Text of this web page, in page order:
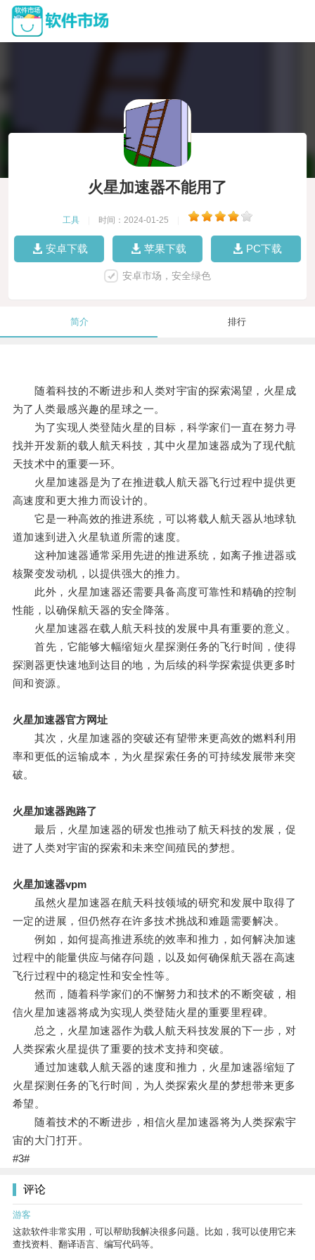
火星加速器不能用了
工具 时间：2024-01-25
安卓下载 苹果下载 PC下载
安卓市场，安全绿色
简介 排行
随着科技的不断进步和人类对宇宙的探索渴望，火星成
为了人类最感兴趣的星球之一。
为了实现人类登陆火星的目标，科学家们一直在努力寻
找并开发新的载人航天科技，其中火星加速器成为了现代航
天技术中的重要一环。
火星加速器是为了在推进载人航天器飞行过程中提供更
高速度和更大推力而设计的。
它是一种高效的推进系统，可以将载人航天器从地球轨
道加速到进入火星轨道所需的速度。
这种加速器通常采用先进的推进系统，如离子推进器或
核聚变发动机，以提供强大的推力。
此外，火星加速器还需要具备高度可靠性和精确的控制
性能，以确保航天器的安全降落。
火星加速器在载人航天科技的发展中具有重要的意义。
首先，它能够大幅缩短火星探测任务的飞行时间，使得
探测器更快速地到达目的地，为后续的科学探索提供更多时
间和资源。
火星加速器官方网址
其次，火星加速器的突破还有望带来更高效的燃料利用
率和更低的运输成本，为火星探索任务的可持续发展带来突
破。
火星加速器跑路了
最后，火星加速器的研发也推动了航天科技的发展，促
进了人类对宇宙的探索和未来空间殖民的梦想。
火星加速器vpm
虽然火星加速器在航天科技领域的研究和发展中取得了
一定的进展，但仍然存在许多技术挑战和难题需要解决。
例如，如何提高推进系统的效率和推力，如何解决加速
过程中的能量供应与储存问题，以及如何确保航天器在高速
飞行过程中的稳定性和安全性等。
然而，随着科学家们的不懈努力和技术的不断突破，相
信火星加速器将成为实现人类登陆火星的重要里程碑。
总之，火星加速器作为载人航天科技发展的下一步，对
人类探索火星提供了重要的技术支持和突破。
通过加速载人航天器的速度和推力，火星加速器缩短了
火星探测任务的飞行时间，为人类探索火星的梦想带来更多
希望。
随着技术的不断进步，相信火星加速器将为人类探索宇
宙的大门打开。
#3#
评论
游客
这款软件非常实用，可以帮助我解决很多问题。比如，我可以使用它来
查找资料、翻译语言、编写代码等。